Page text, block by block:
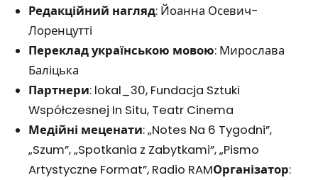
Редакційний нагляд: Йоанна Осевич-
Лоренцутті
Переклад українською мовою: Мирослава
Баліцька
Партнери: lokal_30, Fundacja Sztuki
Współczesnej In Situ, Teatr Cinema
Медійні меценати: „Notes Na 6 Tygodni”,
„Szum”, „Spotkania z Zabytkami”, „Pismo
Artystyczne Format”, Radio RAMОрганізатор: